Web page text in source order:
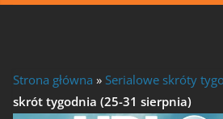
Strona główna » Serialowe skróty
skrót tygodnia (25-31 sierpnia)